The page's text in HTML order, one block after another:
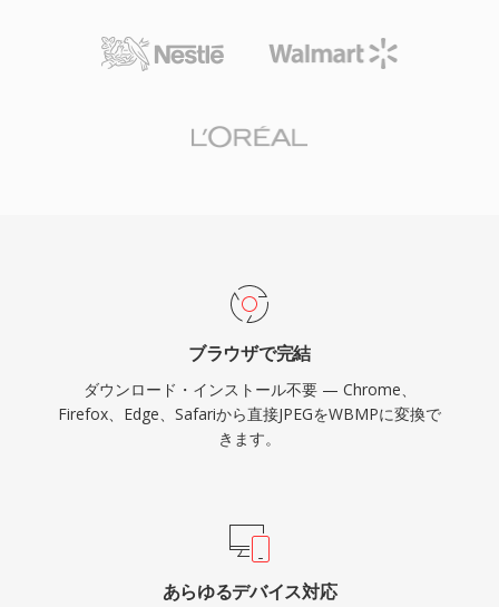
ブラウザで完結
ダウンロード・インストール不要 — Chrome、
Firefox、Edge、Safariから直接JPEGをWBMPに変換で
きます。
あらゆるデバイス対応